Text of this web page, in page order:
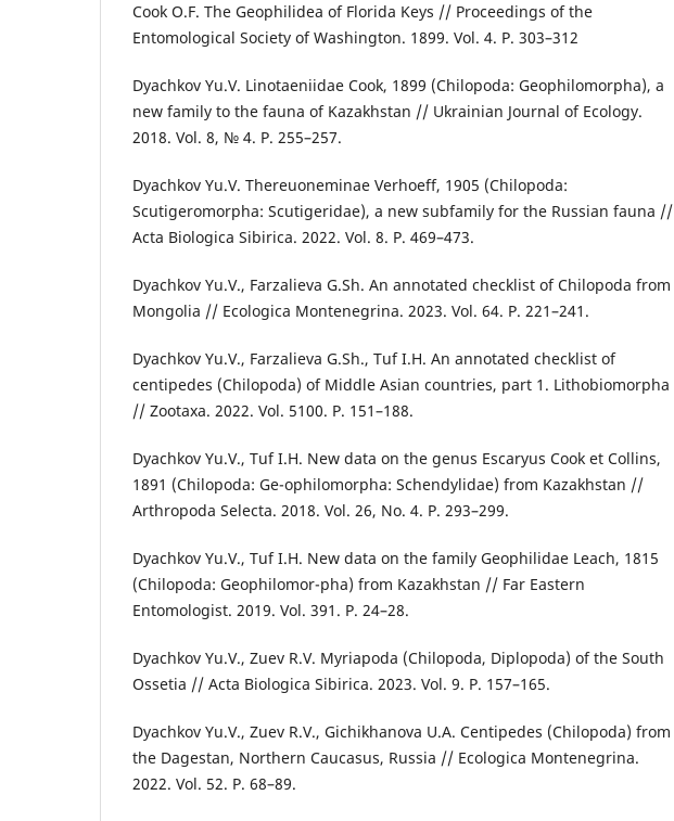
Cook O.F. The Geophilidea of Florida Keys // Proceedings of the
Entomological Society of Washington. 1899. Vol. 4. P. 303–312
Dyachkov Yu.V. Linotaeniidae Cook, 1899 (Chilopoda: Geophilomorpha), a
new family to the fauna of Kazakhstan // Ukrainian Journal of Ecology.
2018. Vol. 8, № 4. P. 255–257.
Dyachkov Yu.V. Thereuoneminae Verhoeff, 1905 (Chilopoda:
Scutigeromorpha: Scutigeridae), a new subfamily for the Russian fauna //
Acta Biologica Sibirica. 2022. Vol. 8. P. 469–473.
Dyachkov Yu.V., Farzalieva G.Sh. An annotated checklist of Chilopoda from
Mongolia // Ecologica Montenegrina. 2023. Vol. 64. P. 221–241.
Dyachkov Yu.V., Farzalieva G.Sh., Tuf I.H. An annotated checklist of
centipedes (Chilopoda) of Middle Asian countries, part 1. Lithobiomorpha
// Zootaxa. 2022. Vol. 5100. P. 151–188.
Dyachkov Yu.V., Tuf I.H. New data on the genus Escaryus Cook et Collins,
1891 (Chilopoda: Ge-ophilomorpha: Schendylidae) from Kazakhstan //
Arthropoda Selecta. 2018. Vol. 26, No. 4. P. 293–299.
Dyachkov Yu.V., Tuf I.H. New data on the family Geophilidae Leach, 1815
(Chilopoda: Geophilomor-pha) from Kazakhstan // Far Eastern
Entomologist. 2019. Vol. 391. P. 24–28.
Dyachkov Yu.V., Zuev R.V. Myriapoda (Chilopoda, Diplopoda) of the South
Ossetia // Acta Biologica Sibirica. 2023. Vol. 9. P. 157–165.
Dyachkov Yu.V., Zuev R.V., Gichikhanova U.A. Centipedes (Chilopoda) from
the Dagestan, Northern Caucasus, Russia // Ecologica Montenegrina.
2022. Vol. 52. P. 68–89.